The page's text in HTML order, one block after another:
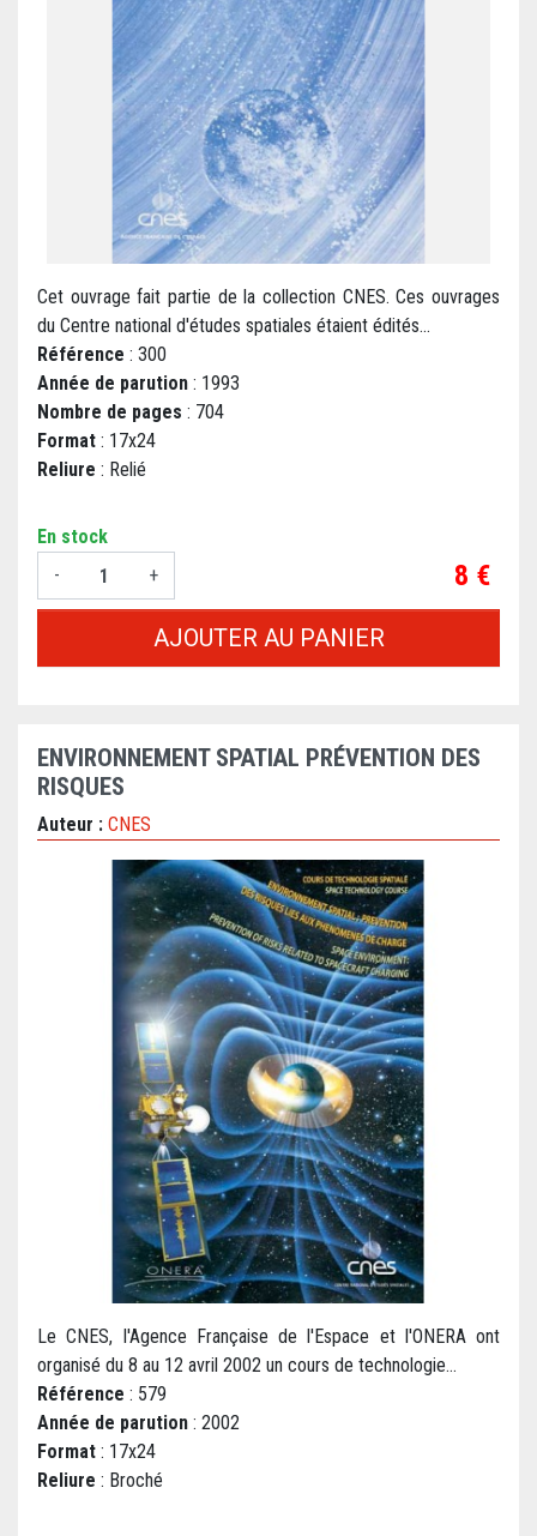
Cet ouvrage fait partie de la collection CNES. Ces ouvrages
du Centre national d'études spatiales étaient édités...
Référence : 300
Année de parution : 1993
Nombre de pages : 704
Format : 17x24
Reliure : Relié
En stock
-
+ Prix
8 €
AJOUTER AU PANIER
ENVIRONNEMENT SPATIAL PRÉVENTION DES
RISQUES
Auteur : CNES
Le CNES, l'Agence Française de l'Espace et l'ONERA ont
organisé du 8 au 12 avril 2002 un cours de technologie...
Référence : 579
Année de parution : 2002
Format : 17x24
Reliure : Broché